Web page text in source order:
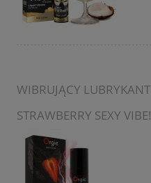
WIBRUJĄCY
STRAWBERRY SEXY